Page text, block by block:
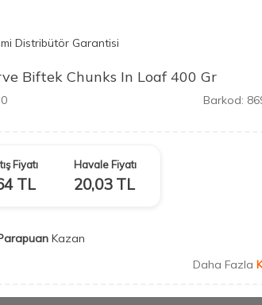
Distribütör Garantisi
Biftek Chunks In Loaf 400 Gr
Barkod:
Fiyatı
TL
Havale Fiyatı
20,03TL
Kazan
Daha Fazla